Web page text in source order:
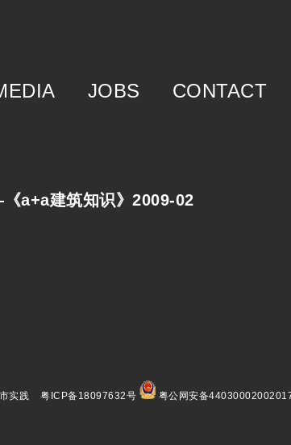
JOBS CONTACT
a+a建筑知识》2009-02
实践 粤ICP备18097632号 粤公网安备